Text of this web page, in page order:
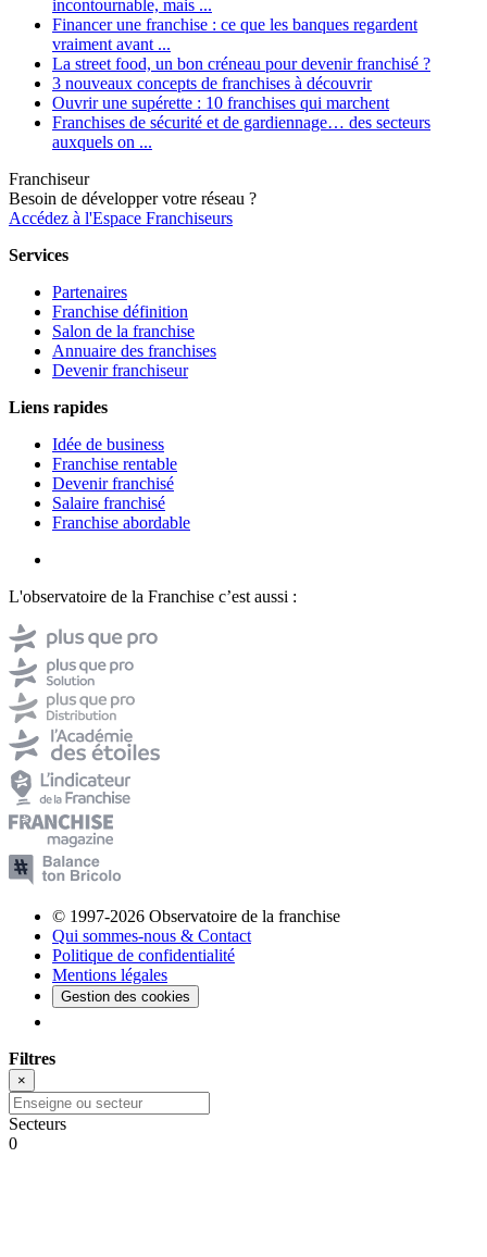
incontournable, mais ...
Financer une franchise : ce que les banques regardent
vraiment avant ...
La street food, un bon créneau pour devenir franchisé ?
3 nouveaux concepts de franchises à découvrir
Ouvrir une supérette : 10 franchises qui marchent
Franchises de sécurité et de gardiennage… des secteurs
auxquels on ...
Franchiseur
Besoin de développer votre réseau ?
Accédez à l'Espace Franchiseurs
Services
Partenaires
Franchise définition
Salon de la franchise
Annuaire des franchises
Devenir franchiseur
Liens rapides
Idée de business
Franchise rentable
Devenir franchisé
Salaire franchisé
Franchise abordable
L'observatoire de la Franchise c’est aussi :
© 1997-2026 Observatoire de la franchise
Qui sommes-nous & Contact
Politique de confidentialité
Mentions légales
Gestion des cookies
Filtres
×
Secteurs
0